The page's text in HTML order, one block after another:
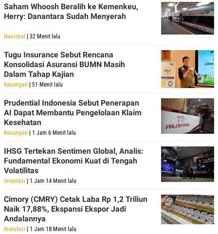
Saham Whoosh Beralih ke Kemenkeu,
Herry: Danantara Sudah Menyerah
Nasional | 32 Menit lalu
Tugu Insurance Sebut Rencana
Konsolidasi Asuransi BUMN Masih
Dalam Tahap Kajian
Keuangan | 51 Menit lalu
Prudential Indonesia Sebut Penerapan
AI Dapat Membantu Pengelolaan Klaim
Kesehatan
Keuangan | 1 Jam 6 Menit lalu
IHSG Tertekan Sentimen Global, Analis:
Fundamental Ekonomi Kuat di Tengah
Volatilitas
Investasi | 1 Jam 14 Menit lalu
Cimory (CMRY) Cetak Laba Rp 1,2 Triliun
Naik 17,88%, Ekspansi Ekspor Jadi
Andalannya
Investasi | 1 Jam 18 Menit lalu